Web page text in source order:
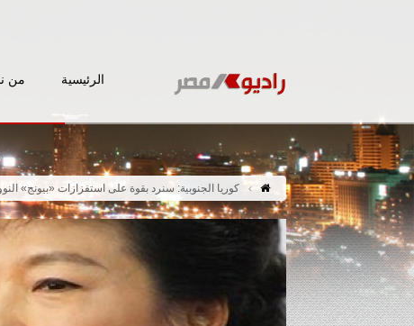
الرئيسية من
كوريا الجنوبية: سنرد بقوة على استفزازات «بيونج»